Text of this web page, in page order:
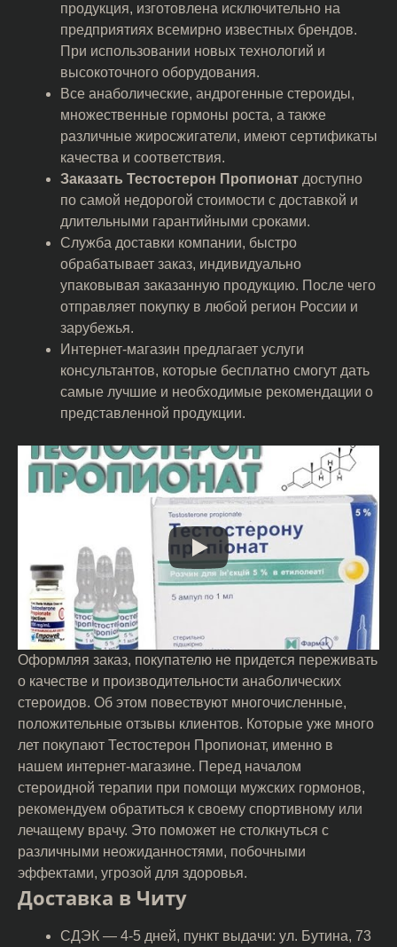
продукция, изготовлена исключительно на
предприятиях всемирно известных брендов.
При использовании новых технологий и
высокоточного оборудования.
Все анаболические, андрогенные стероиды,
множественные гормоны роста, а также
различные жиросжигатели, имеют сертификаты
качества и соответствия.
Заказать Тестостерон Пропионат доступно
по самой недорогой стоимости с доставкой и
длительными гарантийными сроками.
Служба доставки компании, быстро
обрабатывает заказ, индивидуально
упаковывая заказанную продукцию. После чего
отправляет покупку в любой регион России и
зарубежья.
Интернет-магазин предлагает услуги
консультантов, которые бесплатно смогут дать
самые лучшие и необходимые рекомендации о
представленной продукции.
Оформляя заказ, покупателю не придется переживать
о качестве и производительности анаболических
стероидов. Об этом повествуют многочисленные,
положительные отзывы клиентов. Которые уже много
лет покупают Тестостерон Пропионат, именно в
нашем интернет-магазине. Перед началом
стероидной терапии при помощи мужских гормонов,
рекомендуем обратиться к своему спортивному или
лечащему врачу. Это поможет не столкнуться с
различными неожиданностями, побочными
эффектами, угрозой для здоровья.
Доставка в Читу
СДЭК — 4-5 дней, пункт выдачи: ул. Бутина, 73